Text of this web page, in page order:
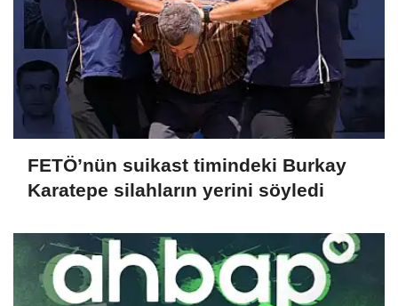
FETÖ’nün suikast timindeki Burkay
Karatepe silahların yerini söyledi